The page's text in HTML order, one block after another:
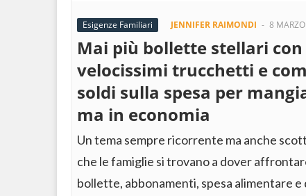
Esigenze Familiari JENNIFER RAIMONDI - 8
Mai più bollette stellari con
velocissimi trucchetti e
soldi sulla spesa per
ma in economia
Un tema sempre ricorrente ma anche
che le famiglie si trovano a dover
bollette, abbonamenti, spesa alimentare e